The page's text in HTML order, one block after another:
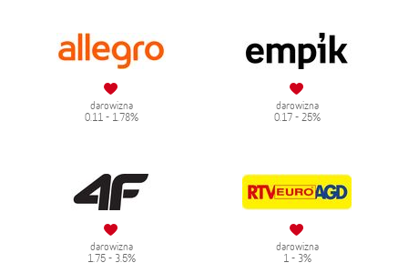
darowizna
0.11 - 1.78%
darowizna
0.17 - 25%
darowizna
1.75 - 3.5%
darowizna
1 - 3%